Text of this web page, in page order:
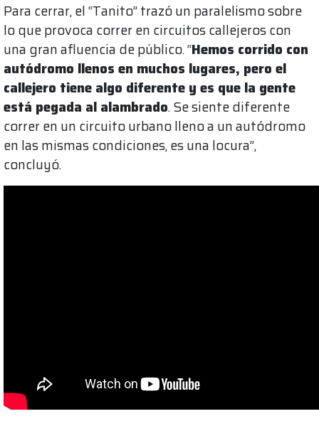
Para cerrar, el “Tanito” trazó un paralelismo sobre
lo que provoca correr en circuitos callejeros con
una gran afluencia de público. “Hemos corrido con
autódromo llenos en muchos lugares, pero el
callejero tiene algo diferente y es que la gente
está pegada al alambrado. Se siente diferente
correr en un circuito urbano lleno a un autódromo
en las mismas condiciones, es una locura”,
concluyó.